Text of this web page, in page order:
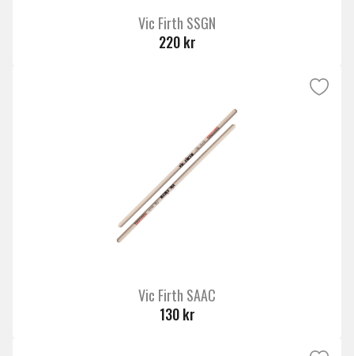
Vic Firth SSGN
220 kr
Vic Firth SAAC
130 kr